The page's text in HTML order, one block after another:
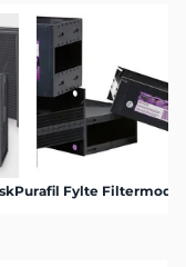
Purafil Fylte